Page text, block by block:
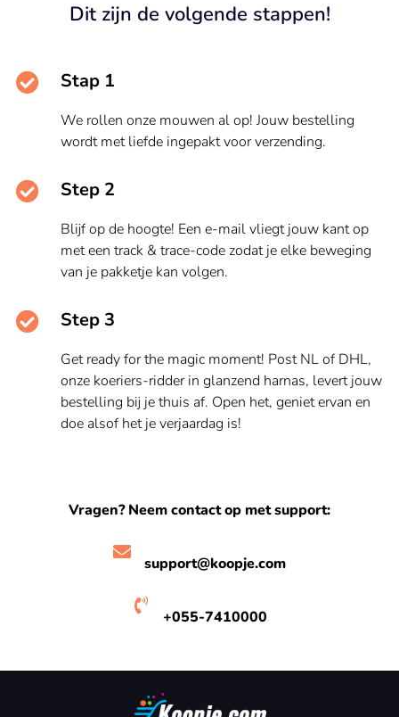
Dit zijn de volgende stappen!
Stap 1
We rollen onze mouwen al op! Jouw bestelling
wordt met liefde ingepakt voor verzending.
Step 2
Blijf op de hoogte! Een e-mail vliegt jouw kant op
met een track & trace-code zodat je elke beweging
van je pakketje kan volgen.
Step 3
Get ready for the magic moment! Post NL of DHL,
onze koeriers-ridder in glanzend harnas, levert jouw
bestelling bij je thuis af. Open het, geniet ervan en
doe alsof het je verjaardag is!
Vragen? Neem contact op met support:
support@koopje.com
+055-7410000